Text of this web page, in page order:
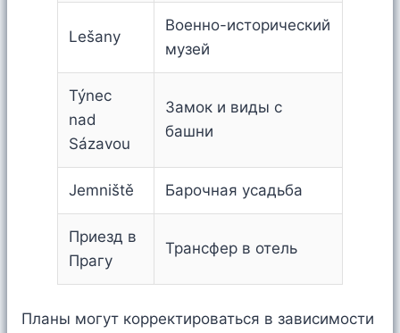
Lešany
Военно-исторический
музей
Týnec
nad
Sázavou
Замок и виды с
башни
Jemniště Барочная усадьба
Приезд в
Прагу
Трансфер в отель
Планы могут корректироваться в зависимости